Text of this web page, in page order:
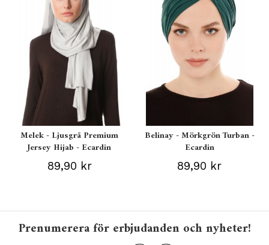
Melek - Ljusgrå Premium
Jersey Hijab - Ecardin
89,90 kr
Belinay - Mörkgrön Turban -
Ecardin
89,90 kr
Prenumerera för erbjudanden och nyheter!